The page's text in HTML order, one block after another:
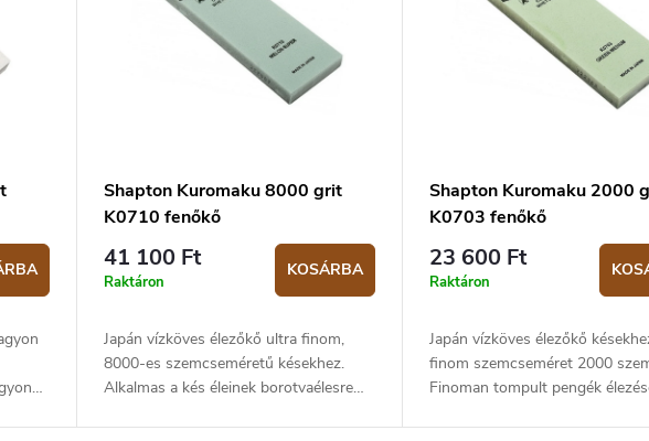
Shapton Kuromaku 8000 grit
K0710 fenőkő
41 100 Ft
Raktáron
KOSÁRBA
Japán vízköves élezőkő ultra finom,
8000-es szemcseméretű késekhez.
Alkalmas a kés éleinek borotvaélesre
Shapton Kuromaku 2000
K0703 fenőkő
23 600 Ft
Raktáron
Japán vízköves élezőkő
finom szemcseméret 2000
Finoman tompult pengék